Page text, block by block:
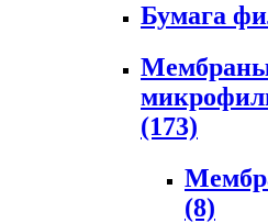
Бумага
(173)
(8)